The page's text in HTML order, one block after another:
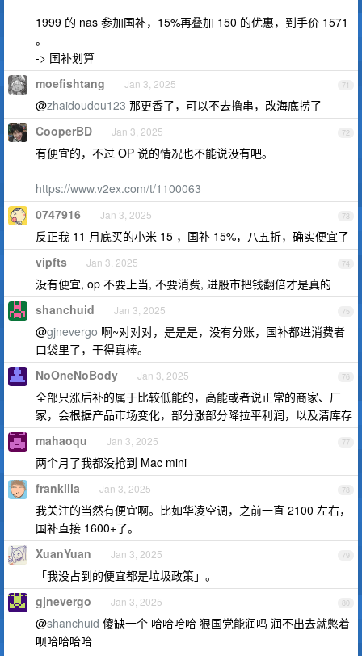
1999 的 nas 参加国补，15%再叠加 150 的优惠，到手价 1571
。
-> 国补划算
71
moefishtang Jan 3, 2025
@zhaidoudou123 那更香了，可以不去撸串，改海底捞了
72
CooperBD Jan 3, 2025
有便宜的，不过 OP 说的情况也不能说没有吧。
https://www.v2ex.com/t/1100063
73
0747916 Jan 3, 2025
反正我 11 月底买的小米 15 ，国补 15%，八五折，确实便宜了
74
vipfts Jan 3, 2025
没有便宜, op 不要上当, 不要消费, 进股市把钱翻倍才是真的
75
shanchuid Jan 3, 2025
@gjnevergo 啊~对对对，是是是，没有分账，国补都进消费者
口袋里了，干得真棒。
76
NoOneNoBody Jan 3, 2025
全部只涨后补的属于比较低能的，高能或者说正常的商家、厂
家，会根据产品市场变化，部分涨部分降拉平利润，以及清库存
77
mahaoqu Jan 3, 2025
两个月了我都没抢到 Mac mini
78
frankilla Jan 3, 2025
我关注的当然有便宜啊。比如华凌空调，之前一直 2100 左右，
国补直接 1600+了。
79
XuanYuan Jan 3, 2025
「我没占到的便宜都是垃圾政策」。
80
gjnevergo Jan 3, 2025
@shanchuid 傻缺一个 哈哈哈哈 狠国党能润吗 润不出去就憋着
呗哈哈哈哈